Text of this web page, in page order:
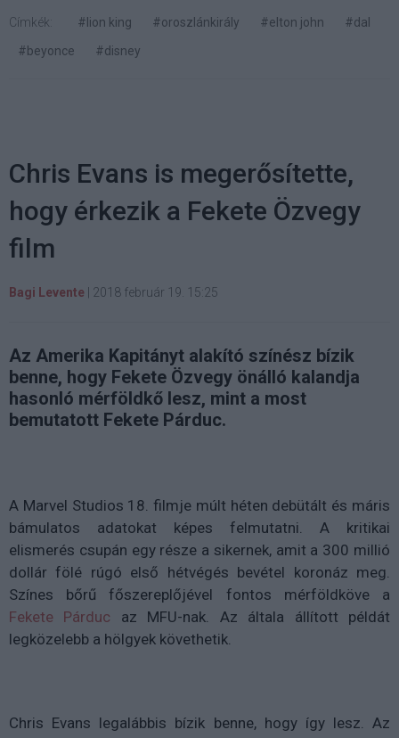
Címkék: #lion king #oroszlánkirály #elton john
#dal
#beyonce
#disney
Chris Evans is megerősítette,
hogy érkezik a Fekete Özvegy
film
Bagi Levente 2018 február 19. 15:25
Az Amerika Kapitányt alakító színész bízik
benne, hogy Fekete Özvegy önálló kalandja
hasonló mérföldkő lesz, mint a most
bemutatott Fekete Párduc.
A Marvel Studios 18. filmje múlt héten debütált és máris
bámulatos adatokat képes felmutatni. A kritikai
elismerés csupán egy része a sikernek, amit a 300 millió
dollár fölé rúgó első hétvégés bevétel koronáz meg.
Színes bőrű főszereplőjével fontos mérföldköve a
Fekete Párduc az MFU-nak. Az általa állított példát
legközelebb a hölgyek követhetik.
Chris Evans legalábbis bízik benne, hogy így lesz. Az